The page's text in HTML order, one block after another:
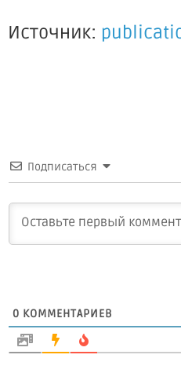
Источник:
Подписаться
0 КОММЕНТАРИЕВ